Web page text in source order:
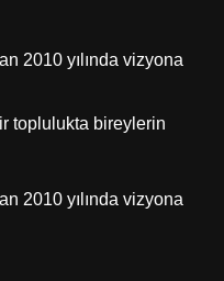
2010 yılında vizyona
toplulukta bireylerin
2010 yılında vizyona